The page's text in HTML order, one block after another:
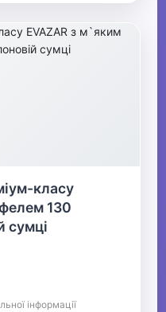
класу
130
сумці
інформації